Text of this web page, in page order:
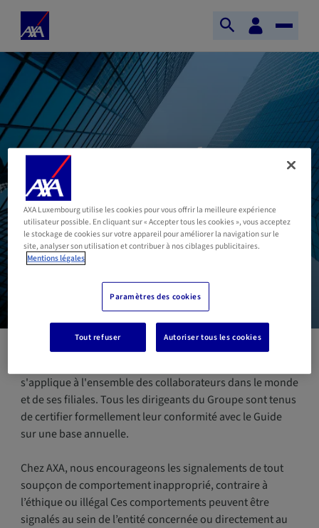
Skip to main content
Home
Axa
espace
digital
Ouvrir
la
recherche
Toggle
Devoir de
Déontologie
s'applique à l'ensemble des collaborateurs dans le monde
et de ses filiales. Tous les dirigeants du Groupe sont tenus
de certifier formellement leur conformité avec le Guide
sur une base annuelle.
Chez AXA, nous encourageons les signalements de tout
soupçon de comportement inapproprié, contraire à
l’éthique ou illégal Ces comportements peuvent être
signalés au sein de l’entité concernée ou directement au
AXA Luxembourg utilise les cookies pour vous offrir la meilleure expérience
utilisateur possible. En cliquant sur « Accepter tous les cookies », vous acceptez
le stockage de cookies sur votre appareil pour améliorer la navigation sur le
site, analyser son utilisation et contribuer à nos ciblages publicitaires.
Mentions légales
Paramètres des cookies
Tout refuser Autoriser tous les cookies